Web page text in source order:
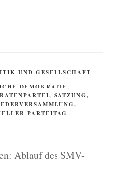
UND GESELLSCHAFT
DEMOKRATIE,
, SATZUNG,
,
PARTEITAG
Ablauf des SMV-